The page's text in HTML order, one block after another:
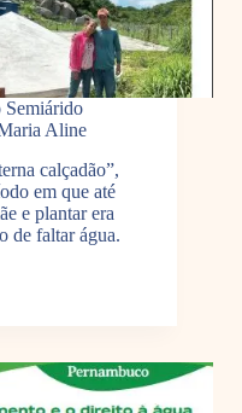
Semiárido
Aline
calçadão”,
em que até
e plantar era
de faltar água.